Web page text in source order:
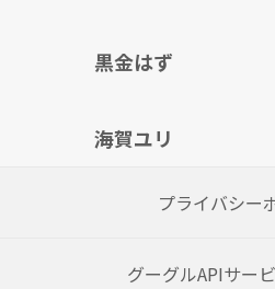
黒金はず
海賀ユリ
プライバシー
グーグルAPIサー